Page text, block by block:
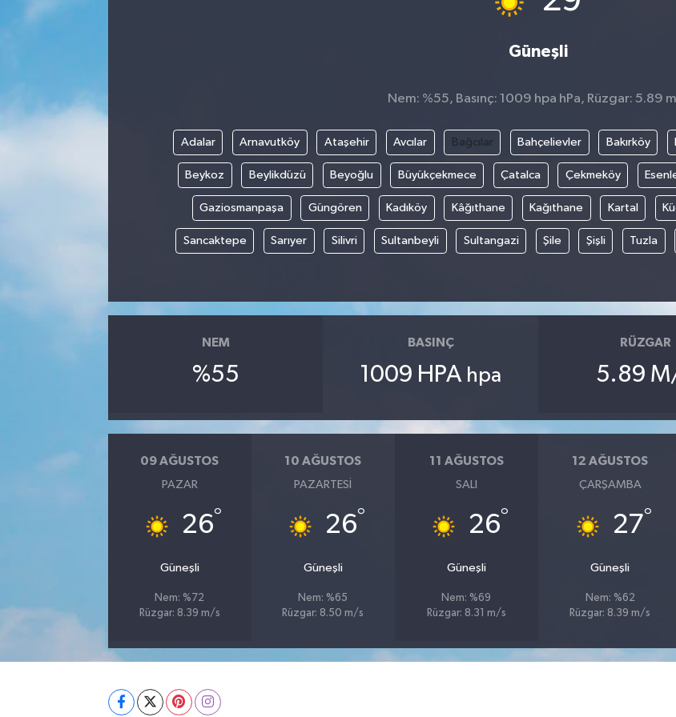
Güneşli
Nem: %55, Basınç: 1009 hpa hPa, Rüzgar: 5.89
Adalar Arnavutköy Ataşehir Avcılar Bağcılar Bahçelievler Bakırköy
Beykoz Beylikdüzü Beyoğlu Büyükçekmece Çatalca Çekmeköy
Gaziosmanpaşa Güngören Kadıköy Kâğıthane Kağıthane Kartal
Sancaktepe Sarıyer Silivri Sultanbeyli Sultangazi Şile Şişli Tuzla
NEM
%55
BASINÇ
1009 HPA hpa
RÜZGAR
5.89
09 AĞUSTOS
PAZAR
26°
Güneşli
Nem: %72
Rüzgar: 8.39 m/s
10 AĞUSTOS
PAZARTESI
26°
Güneşli
Nem: %65
Rüzgar: 8.50 m/s
11 AĞUSTOS
SALI
26°
Güneşli
Nem: %69
Rüzgar: 8.31 m/s
12 AĞUSTOS
ÇARŞAMBA
27°
Güneşli
Nem: %62
Rüzgar: 8.39 m/s
Siyaset